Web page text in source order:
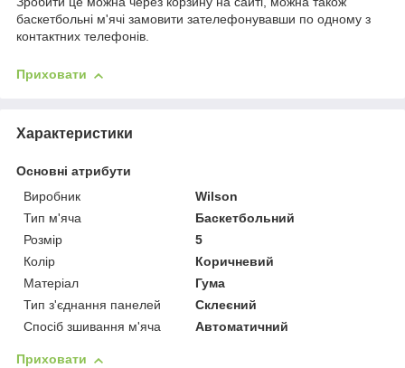
баскетбольні м'ячі замовити зателефонувавши по одному з
контактних телефонів.
Приховати
Характеристики
Основні атрибути
Виробник
Wilson
Тип м'яча
Баскетбольний
Розмір
5
Колір
Коричневий
Матеріал
Гума
Тип з'єднання панелей
Склеєний
Спосіб зшивання м'яча
Автоматичний
Приховати